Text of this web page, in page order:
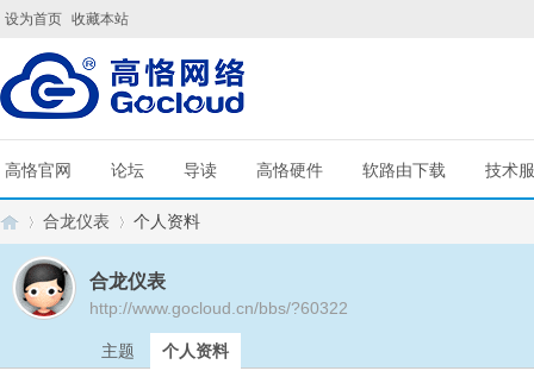
设为首页 收藏本站
高恪官网 论坛 导读 高恪硬件 软路由下载 技术
合龙仪表
›
个人资料
合龙仪表
http://www.gocloud.cn/bbs/?60322
主题 个人资料